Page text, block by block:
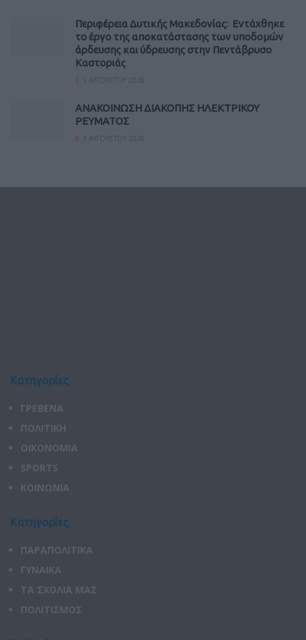
Περιφέρεια Δυτικής Μακεδονίας: Εντάχθηκε
το έργο της αποκατάστασης των υποδομών
άρδευσης και ύδρευσης στην Πεντάβρυσο
Καστοριάς
ΑΝΑΚΟΙΝΩΣΗ ΔΙΑΚΟΠΗΣ ΗΛΕΚΤΡΙΚΟΥ
ΡΕΥΜΑΤΟΣ
Κατηγορίες
ΓΡΕΒΕΝΑ
ΠΟΛΙΤΙΚΗ
ΟΙΚΟΝΟΜΙΑ
SPORTS
ΚΟΙΝΩΝΙΑ
Κατηγορίες
ΠΑΡΑΠΟΛΙΤΙΚΑ
ΓΥΝΑΙΚΑ
ΤΑ ΣΧΟΛΙΑ ΜΑΣ
ΠΟΛΙΤΙΣΜΟΣ